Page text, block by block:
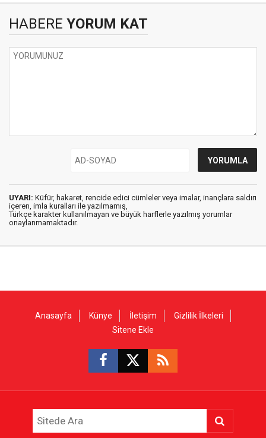
HABERE YORUM KAT
UYARI: Küfür, hakaret, rencide edici cümleler veya imalar, inançlara saldırı
içeren, imla kuralları ile yazılmamış,
Türkçe karakter kullanılmayan ve büyük harflerle yazılmış yorumlar
onaylanmamaktadır.
Anasayfa Künye İletişim
Gizlilik İlkeleri
Sitene Ekle